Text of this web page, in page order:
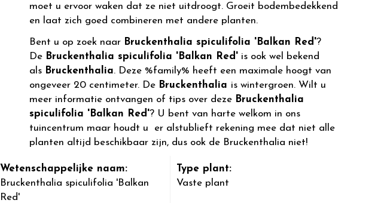
moet u ervoor waken dat ze niet uitdroogt. Groeit bodembedekkend
en laat zich goed combineren met andere planten.
Bent u op zoek naar Bruckenthalia spiculifolia 'Balkan Red'?
De Bruckenthalia spiculifolia 'Balkan Red' is ook wel bekend
als Bruckenthalia. Deze %family% heeft een maximale hoogt van
ongeveer 20 centimeter. De Bruckenthalia is wintergroen. Wilt u
meer informatie ontvangen of tips over deze Bruckenthalia
spiculifolia 'Balkan Red'? U bent van harte welkom in ons
tuincentrum maar houdt u er alstublieft rekening mee dat niet alle
planten altijd beschikbaar zijn, dus ook de Bruckenthalia niet!
Wetenschappelijke naam:
Bruckenthalia spiculifolia 'Balkan
Red'
Type plant:
Vaste plant